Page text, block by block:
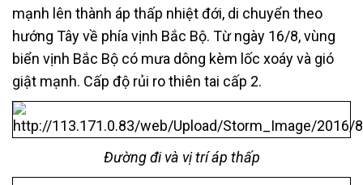
mạnh lên thành áp thấp nhiệt đới, di chuyển theo
hướng Tây về phía vịnh Bắc Bộ. Từ ngày 16/8, vùng
biển vịnh Bắc Bộ có mưa dông kèm lốc xoáy và gió
giật mạnh. Cấp độ rủi ro thiên tai cấp 2.
Đường đi và vị trí áp thấp